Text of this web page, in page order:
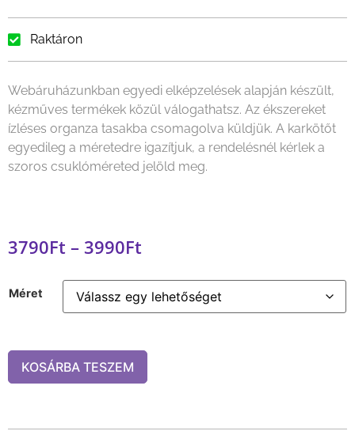
Raktáron
Webáruházunkban egyedi elképzelések alapján készült,
kézműves termékek közül válogathatsz. Az ékszereket
ízléses organza tasakba csomagolva küldjük. A karkötőt
egyedileg a méretedre igazítjuk, a rendelésnél kérlek a
szoros csuklóméreted jelöld meg.
3790Ft – 3990Ft
Méret
KOSÁRBA TESZEM